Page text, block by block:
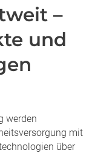
–
und
werden
mit
über